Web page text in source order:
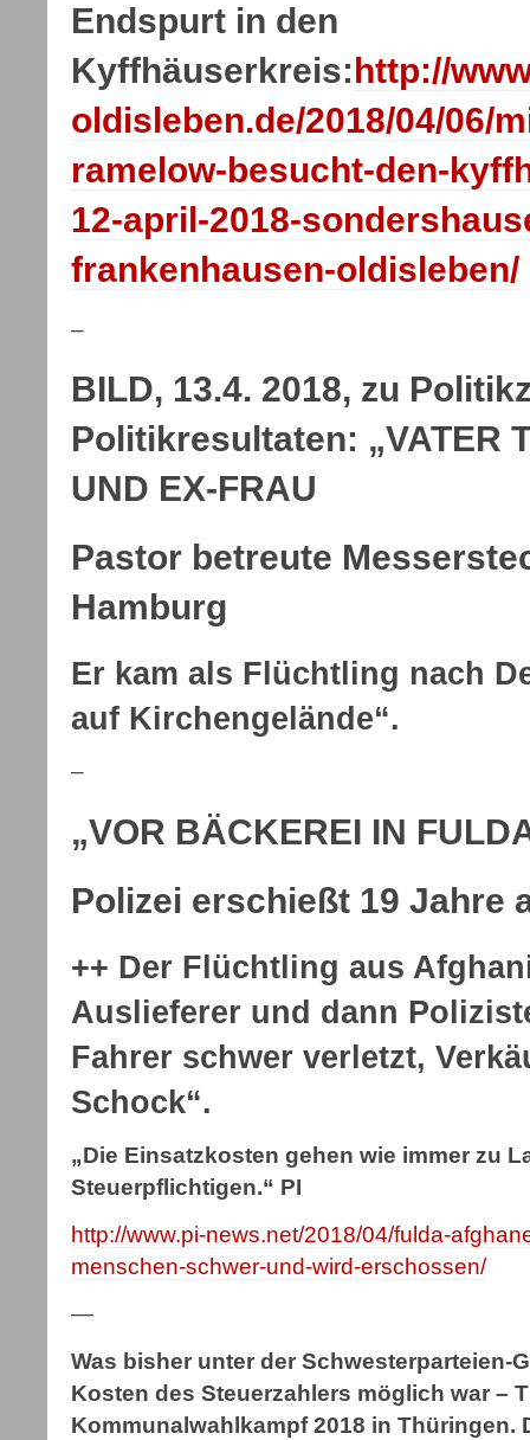
Endspurt in den
Kyffhäuserkreis: http://
oldisleben.de/2018/04/06/
ramelow-besucht-den-
12-april-2018-
frankenhausen-oldisleben/
–
BILD, 13.4. 2018, zu
Politikresultaten: „VATER
UND EX-FRAU
Pastor betreute
Hamburg
Er kam als Flüchtling nach
auf Kirchengelände“.
–
„VOR BÄCKEREI IN
Polizei erschießt 19 Jahre
++ Der Flüchtling aus
Auslieferer und dann
Fahrer schwer verletzt,
Schock“.
„Die Einsatzkosten gehen wie immer zu
Steuerpflichtigen.“ PI
http://www.pi-news.net/2018/04/fulda-
menschen-schwer-und-wird-erschossen/
—
Was bisher unter der Schwesterparteien-
Kosten des Steuerzahlers möglich war –
Kommunalwahlkampf 2018 in Thüringen.